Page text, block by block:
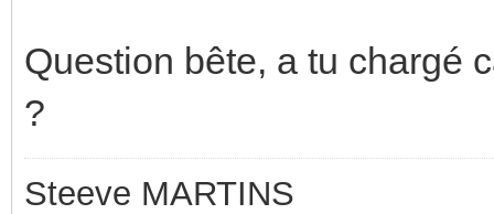
Question bête, a tu chargé
?
Steeve MARTINS